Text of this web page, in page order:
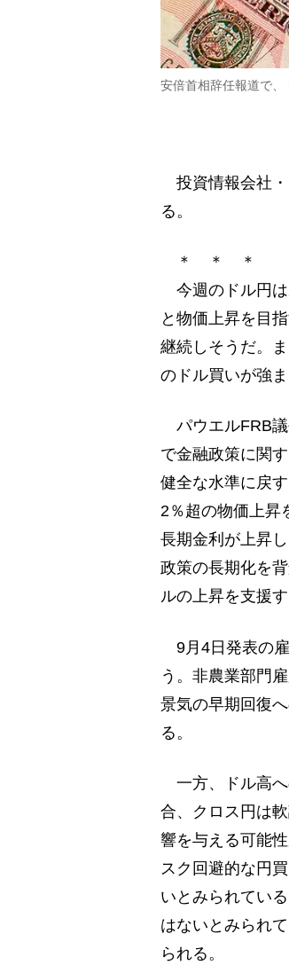
安倍首相辞任報道で
投資情報会社・
る。
＊ ＊ ＊
今週のドル円は
と物価上昇を目
継続しそうだ。
のドル買いが強
パウエルFRB議
で金融政策に関
健全な水準に戻
2％超の物価上昇
長期金利が上昇
政策の長期化を
ルの上昇を支援
9月4日発表の
う。非農業部門
景気の早期回復
る。
一方、ドル高へ
合、クロス円は
響を与える可能
スク回避的な円
いとみられてい
はないとみられ
られる。